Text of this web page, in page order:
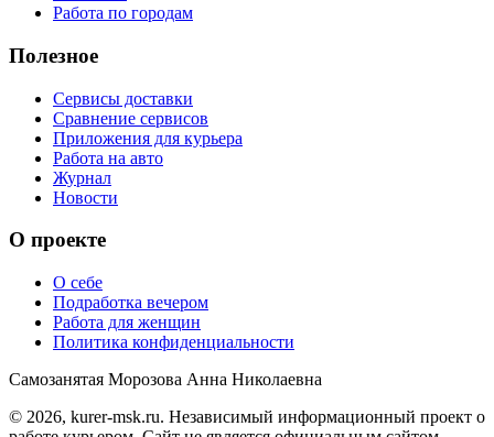
Работа по городам
Полезное
Сервисы доставки
Сравнение сервисов
Приложения для курьера
Работа на авто
Журнал
Новости
О проекте
О себе
Подработка вечером
Работа для женщин
Политика конфиденциальности
Самозанятая Морозова Анна Николаевна
© 2026, kurer-msk.ru. Независимый информационный проект о